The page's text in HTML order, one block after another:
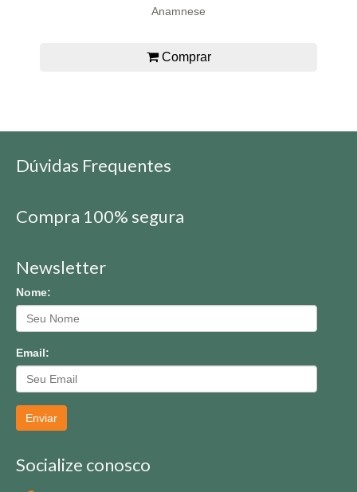
Anamnese
Comprar
Dúvidas Frequentes
Compra 100% segura
Newsletter
Nome:
Email:
Enviar
Socialize conosco